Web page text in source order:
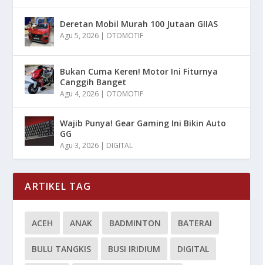
Deretan Mobil Murah 100 Jutaan GIIAS
Agu 5, 2026 | OTOMOTIF
Bukan Cuma Keren! Motor Ini Fiturnya
Canggih Banget
Agu 4, 2026 | OTOMOTIF
Wajib Punya! Gear Gaming Ini Bikin Auto
GG
Agu 3, 2026 | DIGITAL
ARTIKEL TAG
ACEH ANAK BADMINTON BATERAI
BULU TANGKIS BUSI IRIDIUM DIGITAL